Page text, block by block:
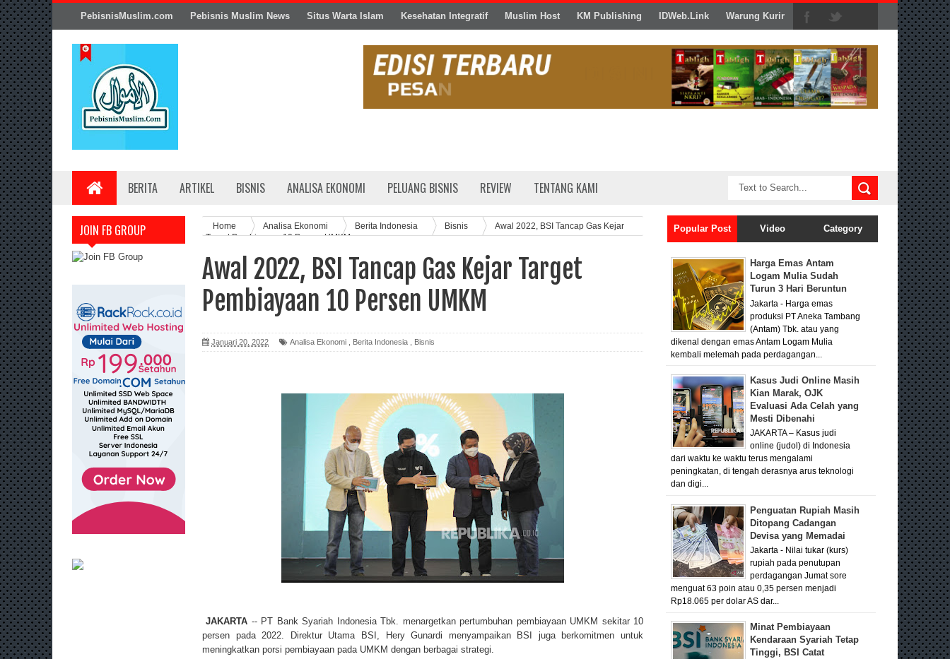
PebisnisMuslim.com Pebisnis Muslim News Situs Warta Islam Kesehatan Integratif Muslim Host KM Publishing IDWeb.Link Warung Kurir
BERITA ARTIKEL BISNIS ANALISA EKONOMI PELUANG BISNIS REVIEW TENTANG KAMI
JOIN FB GROUP Home Analisa Ekonomi Berita Indonesia Bisnis
Awal 2022, BSI Tancap Gas Kejar
Target Pembiayaan 10 Persen UMKM
Awal 2022, BSI Tancap Gas Kejar Target
Pembiayaan 10 Persen UMKM
Januari 20, 2022 Analisa Ekonomi Berita Indonesia Bisnis
JAKARTA -- PT Bank Syariah Indonesia Tbk. menargetkan pertumbuhan pembiayaan UMKM sekitar 10
persen pada 2022. Direktur Utama BSI, Hery Gunardi menyampaikan BSI juga berkomitmen untuk
meningkatkan porsi pembiayaan pada UMKM dengan berbagai strategi.
Popular Post Video Category
Harga Emas Antam
Logam Mulia Sudah
Turun 3 Hari Beruntun
Jakarta - Harga emas
produksi PT Aneka Tambang
(Antam) Tbk. atau yang
dikenal dengan emas Antam Logam Mulia
kembali melemah pada perdagangan...
Kasus Judi Online Masih
Kian Marak, OJK
Evaluasi Ada Celah yang
Mesti Dibenahi
JAKARTA – Kasus judi
online (judol) di Indonesia
dari waktu ke waktu terus mengalami
peningkatan, di tengah derasnya arus teknologi
dan digi...
Penguatan Rupiah Masih
Ditopang Cadangan
Devisa yang Memadai
Jakarta - Nilai tukar (kurs)
rupiah pada penutupan
perdagangan Jumat sore
menguat 63 poin atau 0,35 persen menjadi
Rp18.065 per dolar AS dar...
Minat Pembiayaan
Kendaraan Syariah Tetap
Tinggi, BSI Catat